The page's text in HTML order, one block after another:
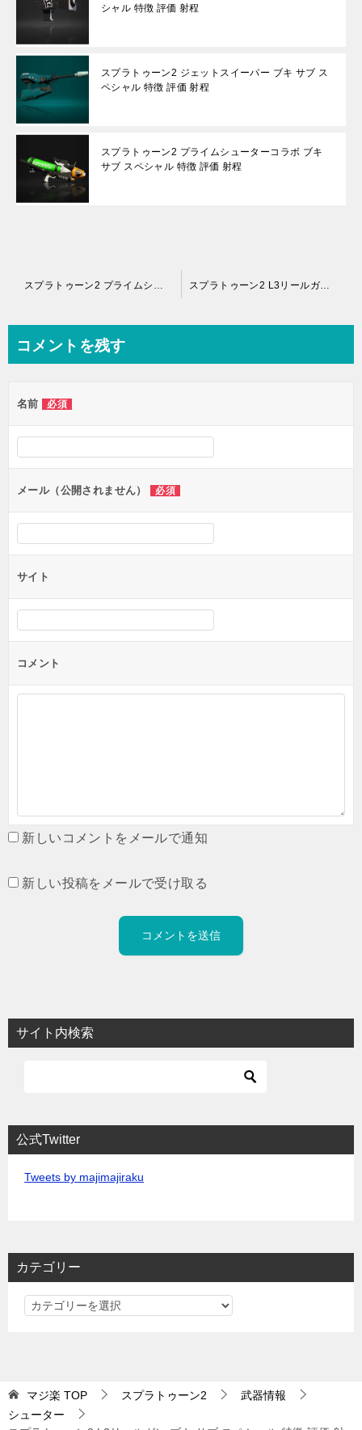
シャル 特徴 評価 射程
スプラトゥーン2 ジェットスイーパー ブキ サブ ス
ペシャル 特徴 評価 射程
スプラトゥーン2 プライムシューターコラボ ブキ
サブ スペシャル 特徴 評価 射程
ビ
ー
シ
ョ
ン
コメントを残す
名前 必須
メール（公開されません） 必須
サイト
コメント
新しいコメントをメールで通知
新しい投稿をメールで受け取る
サイト内検索
公式Twitter
Tweets by majimajiraku
カテゴリー
カ
マジ楽 TOP スプラトゥーン2
武器情報
シューター